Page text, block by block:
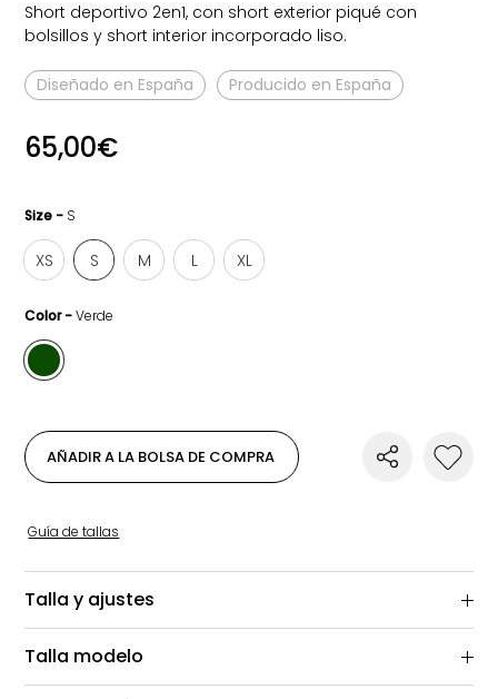
Short deportivo 2en1, con short exterior piqué con
bolsillos y short interior incorporado liso.
Diseñado en España Producido en España
65,00€
Size - S
XS S M L XL
Color -Verde
AÑADIR A LA BOLSA DE COMPRA
Guía de tallas
Talla y ajustes
Talla modelo